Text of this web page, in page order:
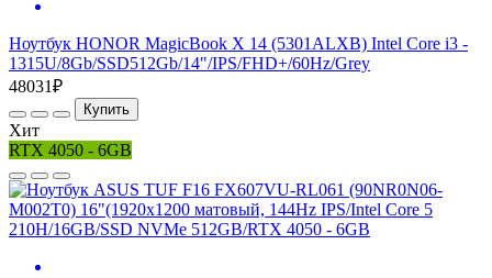
Ноутбук HONOR MagicBook X 14 (5301ALXB) Intel Core i3 -
1315U/8Gb/SSD512Gb/14"/IPS/FHD+/60Hz/Grey
48031₽
Купить
Хит
RTX 4050 - 6GB